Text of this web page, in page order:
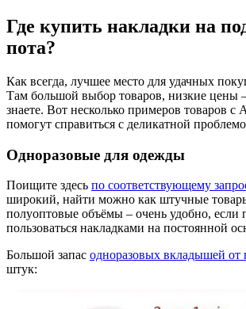
Где купить накладки на
пота?
Как всегда, лучшее место для удачных
Там большой выбор товаров, низкие цены
знаете. Вот несколько примеров товаров с
помогут справиться с деликатной
Одноразовые для одежды
Поищите здесь по соответствующему
широкий, найти можно как штучные
полуоптовые объёмы – очень удобно, если
пользоваться накладками на постоянной
Большой запас одноразовых вкладышей от
штук: